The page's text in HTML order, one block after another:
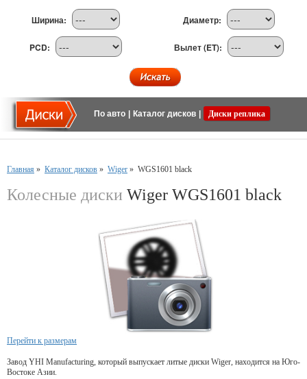
Ширина: Диаметр:
PCD: Вылет (ET):
По авто Каталог дисков Диски реплика
Главная » Каталог дисков » Wiger » WGS1601 black
Колесные диски Wiger WGS1601 black
Перейти к размерам
Завод YHI Manufacturing, который выпускает литые диски Wiger, находится на Юго-
Востоке Азии.